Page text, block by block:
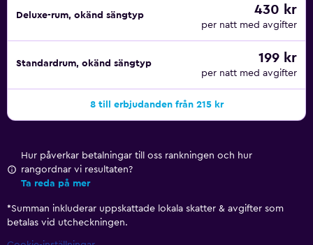
Deluxe-rum, okänd sängtyp 430 kr
per natt med avgifter
Standardrum, okänd sängtyp 199 kr
per natt med avgifter
8 till erbjudanden från 215 kr
Hur påverkar betalningar till oss rankningen och hur
rangordnar vi resultaten?
Ta reda på mer
*Summan inkluderar uppskattade lokala skatter & avgifter som
betalas vid utcheckningen.